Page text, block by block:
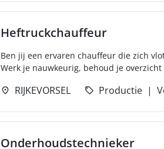
Heftruckchauffeur
Ben jij een ervaren chauffeur die zich
Werk je nauwkeurig, behoud je
RIJKEVORSEL Productie
Onderhoudstechnieker